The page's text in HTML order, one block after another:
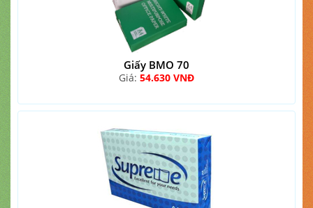
Giấy BMO 70
Giá: 54.630 VNĐ